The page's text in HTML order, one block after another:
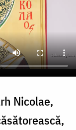
Nicolae,